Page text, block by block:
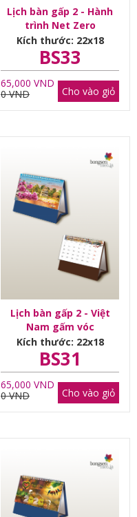
Lịch bàn gấp 2 - Hành
trình Net Zero
Kích thước: 22x18
BS33
65,000 VND
0 VND
Cho vào giỏ
Lịch bàn gấp 2 - Việt
Nam gấm vóc
Kích thước: 22x18
BS31
65,000 VND
0 VND
Cho vào giỏ